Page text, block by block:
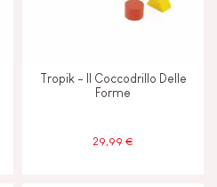
Tropik - Il Coccodrillo Delle
Forme
29,99 €